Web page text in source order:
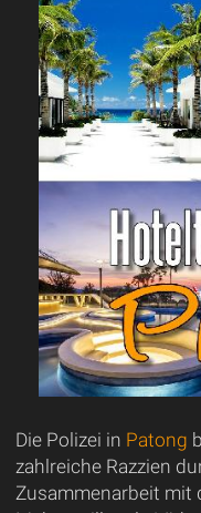
Die Polizei in Patong
zahlreiche Razzien
Zusammenarbeit mit